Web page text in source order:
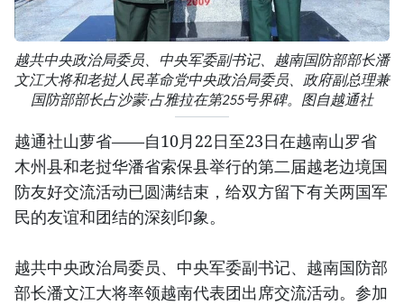
越共中央政治局委员、中央军委副书记、越南国防部部长潘
文江大将和老挝人民革命党中央政治局委员、政府副总理兼
国防部部长占沙蒙·占雅拉在第255号界碑。图自越通社
越通社山萝省——自10月22日至23日在越南山罗省
木州县和老挝华潘省索保县举行的第二届越老边境国
防友好交流活动已圆满结束，给双方留下有关两国军
民的友谊和团结的深刻印象。
越共中央政治局委员、中央军委副书记、越南国防部
部长潘文江大将率领越南代表团出席交流活动。参加